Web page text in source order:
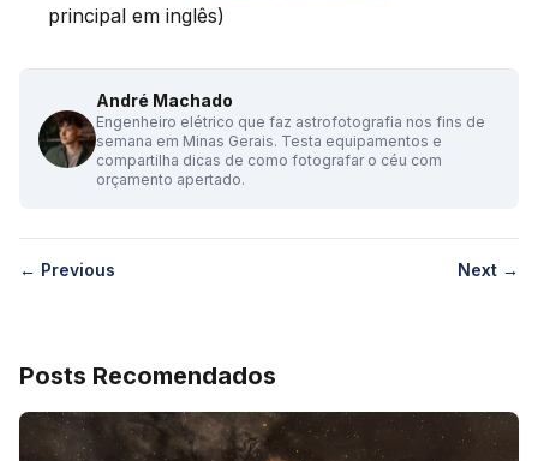
principal em inglês)
André Machado
Engenheiro elétrico que faz astrofotografia nos fins de
semana em Minas Gerais. Testa equipamentos e
compartilha dicas de como fotografar o céu com
orçamento apertado.
← Previous Next →
Posts Recomendados